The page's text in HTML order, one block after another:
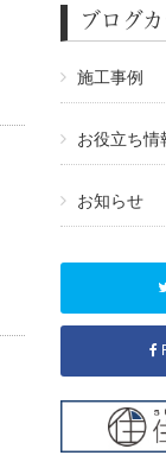
ブログ
施工事例
お役立ち情
お知らせ